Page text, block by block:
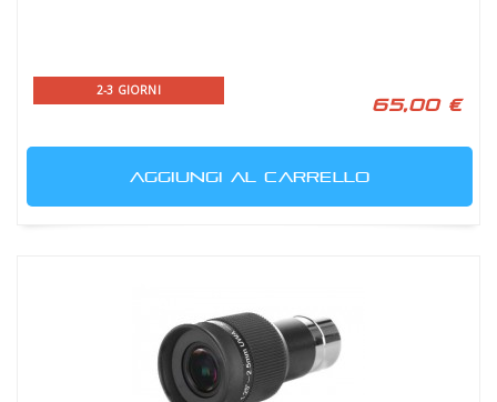
2-3 GIORNI
65,00 €
AGGIUNGI AL CARRELLO